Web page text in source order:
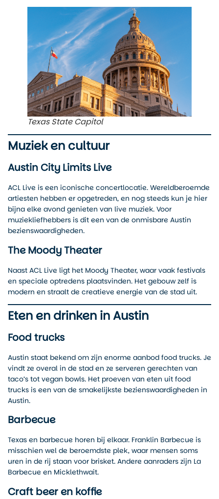
Texas State Capitol
Muziek en cultuur
Austin City Limits Live
ACL Live is een iconische concertlocatie. Wereldberoemde
artiesten hebben er opgetreden, en nog steeds kun je hier
bijna elke avond genieten van live muziek. Voor
muziekliefhebbers is dit een van de onmisbare Austin
bezienswaardigheden.
The Moody Theater
Naast ACL Live ligt het Moody Theater, waar vaak festivals
en speciale optredens plaatsvinden. Het gebouw zelf is
modern en straalt de creatieve energie van de stad uit.
Eten en drinken in Austin
Food trucks
Austin staat bekend om zijn enorme aanbod food trucks. Je
vindt ze overal in de stad en ze serveren gerechten van
taco’s tot vegan bowls. Het proeven van eten uit food
trucks is een van de smakelijkste bezienswaardigheden in
Austin.
Barbecue
Texas en barbecue horen bij elkaar. Franklin Barbecue is
misschien wel de beroemdste plek, waar mensen soms
uren in de rij staan voor brisket. Andere aanraders zijn La
Barbecue en Micklethwait.
Craft beer en koffie